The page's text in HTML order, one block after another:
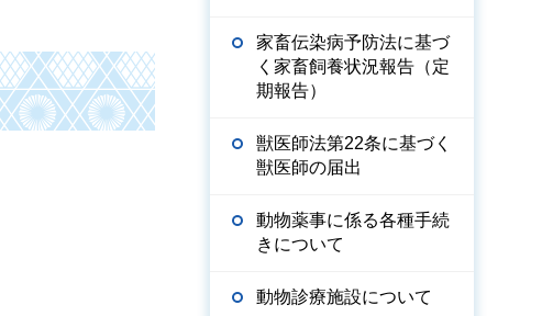
家畜伝染病予防法に基づ
く家畜飼養状況報告（定
期報告）
獣医師法第22条に基づく
獣医師の届出
動物薬事に係る各種手続
きについて
動物診療施設について